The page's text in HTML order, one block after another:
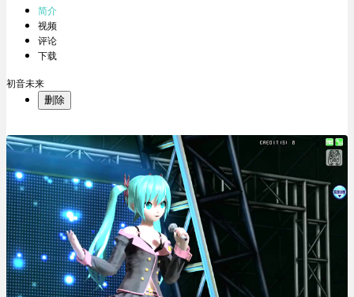
简介
视频
评论
下载
初音未来
删除